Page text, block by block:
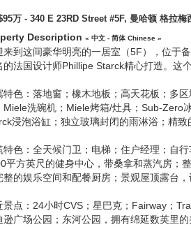
万 - 340 E 23RD Street #5F, 曼哈顿 格拉
Description « 中文 - 简体 Chinese »
来到这间豪华明亮的一居室（5F），位于
的法国设计师Phillipe Starck精心打造。这
特色：落地窗；橡木地板；高天花板；多
Miele洗碗机；Miele烤箱/灶具；Sub-Zero
浸泡浴缸；独立玻璃封闭的雨淋浴；精致
特色：全天候门卫；电梯；住户经理；自
平方英尺的健身中心，带桑拿和蒸汽房；
整的娱乐空间和配餐厨房；景观屋顶露台，
景点：24小时CVS；星巴克；Fairway；
逊广场公园；东河公园，拥有绵延数英里